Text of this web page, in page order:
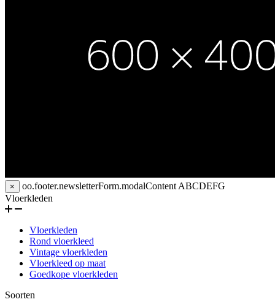
× oo.footer.newsletterForm.modalContent ABCDEFG
Vloerkleden
Vloerkleden
Rond vloerkleed
Vintage vloerkleden
Vloerkleed op maat
Goedkope vloerkleden
Soorten